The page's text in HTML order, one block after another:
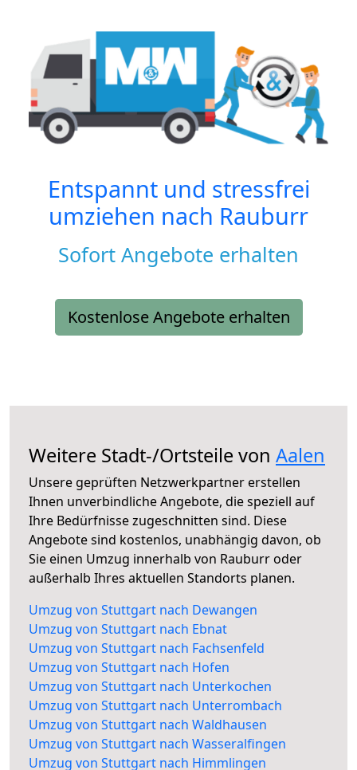
Entspannt und stressfrei
umziehen nach Rauburr
Sofort Angebote erhalten
Kostenlose Angebote erhalten
Weitere Stadt-/Ortsteile von Aalen
Unsere geprüften Netzwerkpartner erstellen
Ihnen unverbindliche Angebote, die speziell auf
Ihre Bedürfnisse zugeschnitten sind. Diese
Angebote sind kostenlos, unabhängig davon, ob
Sie einen Umzug innerhalb von Rauburr oder
außerhalb Ihres aktuellen Standorts planen.
Umzug von Stuttgart nach Dewangen
Umzug von Stuttgart nach Ebnat
Umzug von Stuttgart nach Fachsenfeld
Umzug von Stuttgart nach Hofen
Umzug von Stuttgart nach Unterkochen
Umzug von Stuttgart nach Unterrombach
Umzug von Stuttgart nach Waldhausen
Umzug von Stuttgart nach Wasseralfingen
Umzug von Stuttgart nach Himmlingen